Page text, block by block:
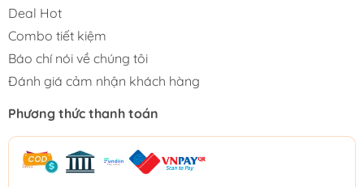
Deal Hot
Combo tiết kiệm
Báo chí nói về chúng tôi
Đánh giá cảm nhận khách hàng
Phương thức thanh toán